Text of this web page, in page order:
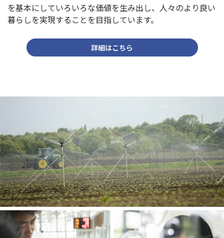
を基本にしていろいろな価値を生み出し、人々のより良い
暮らしを実現することを目指しています。
詳細はこちら